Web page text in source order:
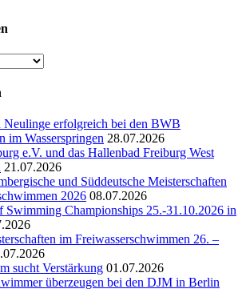
Neulinge erfolgreich bei den BWB
im Wasserspringen 28.07.2026
e.V. und das Hallenbad Freiburg West
21.07.2026
und Süddeutsche Meisterschaften
2026 08.07.2026
Swimming Championships 25.-31.10.2026 in
im Freiwasserschwimmen 26. –
sucht Verstärkung 01.07.2026
überzeugen bei den DJM in Berlin